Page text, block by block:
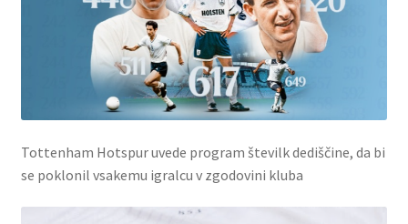
Tottenham Hotspur uvede program številk dediščine, da bi
se poklonil vsakemu igralcu v zgodovini kluba